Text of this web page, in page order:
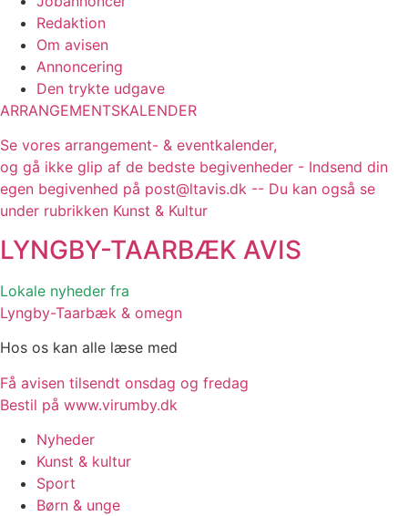
Redaktion
Om avisen
Annoncering
Den trykte udgave
ARRANGEMENTSKALENDER
Se vores arrangement- & eventkalender,
og gå ikke glip af de bedste begivenheder - Indsend din
egen begivenhed på post@ltavis.dk -- Du kan også se
under rubrikken Kunst & Kultur
LYNGBY-TAARBÆK AVIS
Lokale nyheder fra
Lyngby-Taarbæk & omegn
Hos os kan alle læse med
Få avisen tilsendt onsdag og fredag
Bestil på www.virumby.dk
Nyheder
Kunst & kultur
Sport
Børn & unge